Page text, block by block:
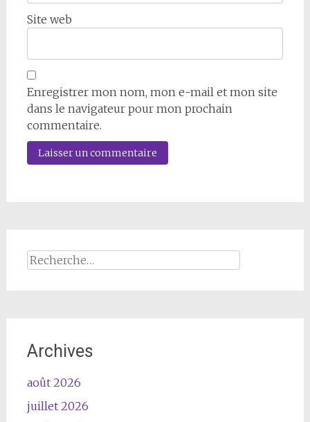
Site web
Enregistrer mon nom, mon e-mail et mon site
dans le navigateur pour mon prochain
commentaire.
Rechercher :
Archives
août 2026
juillet 2026